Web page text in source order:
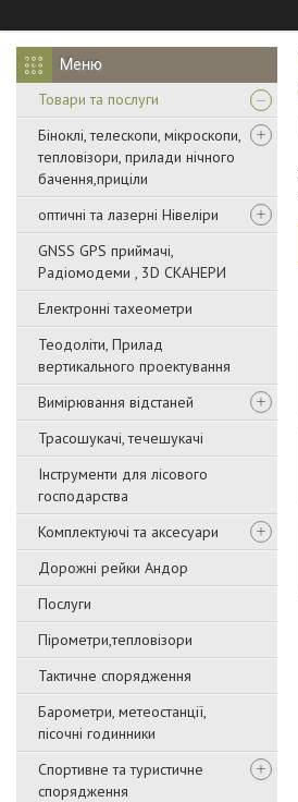
Товари та послуги
Біноклі, телескопи, мікроскопи,
тепловізори, прилади нічного
бачення,приціли
оптичні та лазерні Нівеліри
GNSS GPS приймачі,
Радіомодеми , 3D СКАНЕРИ
Електронні тахеометри
Теодоліти, Прилад
вертикального проектування
Вимірювання відстаней
Трасошукачі, течешукачі
Інструменти для лісового
господарства
Комплектуючі та аксесуари
Дорожні рейки Андор
Послуги
Пірометри,тепловізори
Тактичне спорядження
Барометри, метеостанції,
пісочні годинники
Спортивне та туристичне
спорядження